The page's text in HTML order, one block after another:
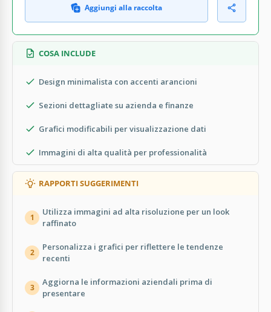
Aggiungi alla raccolta
COSA INCLUDE
Design minimalista con accenti arancioni
Sezioni dettagliate su azienda e finanze
Grafici modificabili per visualizzazione dati
Immagini di alta qualità per professionalità
RAPPORTI SUGGERIMENTI
1
Utilizza immagini ad alta risoluzione per un look
raffinato
2
Personalizza i grafici per riflettere le tendenze
recenti
3
Aggiorna le informazioni aziendali prima di
presentare